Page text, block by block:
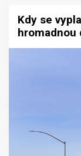
Kdy se
hromadnou